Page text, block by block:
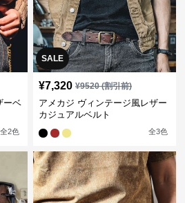
ーベ
全2色
SALE
¥7,320 ¥9520(割引前)
アメカジ ヴィンテージ風レザー
カジュアルベルト
全3色